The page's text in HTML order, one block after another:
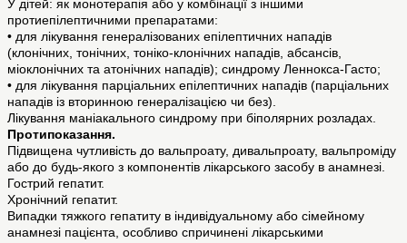
У дітей: як монотерапія або у комбінації з іншими
протиепілептичними препаратами:
• для лікування генералізованих епілептичних нападів
(клонічних, тонічних, тоніко-клонічних нападів, абсансів,
міоклонічних та атонічних нападів); синдрому Леннокса-Гасто;
• для лікування парціальних епілептичних нападів (парціальних
нападів із вторинною генералізацією чи без).
Лікування маніакального синдрому при біполярних розладах.
Протипоказання.
Підвищена чутливість до вальпроату, дивальпроату, вальпроміду
або до будь-якого з компонентів лікарського засобу в анамнезі.
Гострий гепатит.
Хронічний гепатит.
Випадки тяжкого гепатиту в індивідуальному або сімейному
анамнезі пацієнта, особливо спричинені лікарськими